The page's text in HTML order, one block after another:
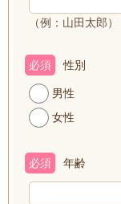
（例：山田太郎）
性別
必須
男性
女性
年齢
必須